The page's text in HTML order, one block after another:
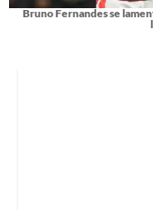
Bruno Fernandes se